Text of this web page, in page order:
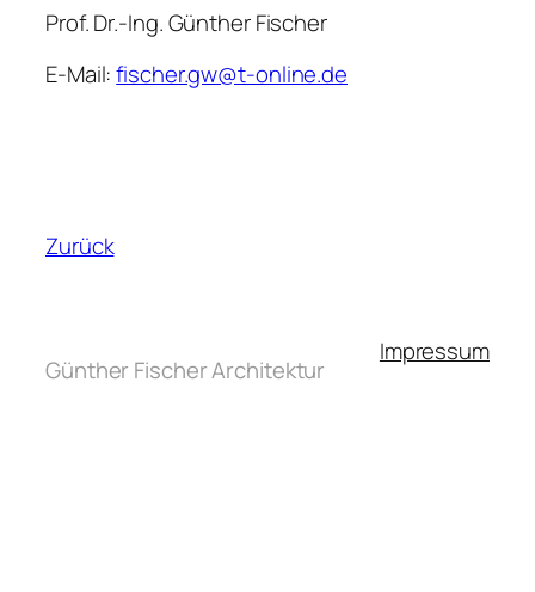
Prof. Dr.-Ing. Günther Fischer
E-Mail:fischer.gw@t-online.de
Zurück
Günther Fischer Architektur
Impressum